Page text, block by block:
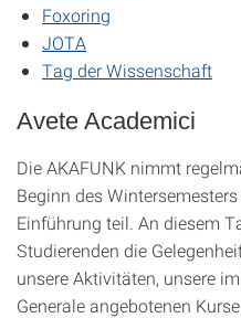
Foxoring
JOTA
Tag der Wissenschaft
Avete Academici
Die AKAFUNK nimmt
Beginn des
Einführung teil. An diesem
Studierenden die
unsere Aktivitäten, unsere
Generale angebotenen